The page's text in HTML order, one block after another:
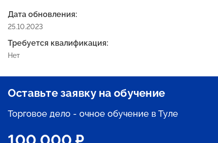
Дата обновления:
25.10.2023
Требуется квалификация:
Нет
Оставьте заявку на обучение
Торговое дело - очное обучение в Туле